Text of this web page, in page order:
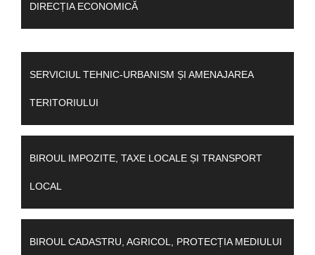
DIRECȚIA ECONOMICĂ
SERVICIUL TEHNIC-URBANISM ȘI AMENAJAREA
TERITORIULUI
BIROUL IMPOZITE, TAXE LOCALE ȘI TRANSPORT
LOCAL
BIROUL CADASTRU, AGRICOL, PROTECȚIA MEDIULUI